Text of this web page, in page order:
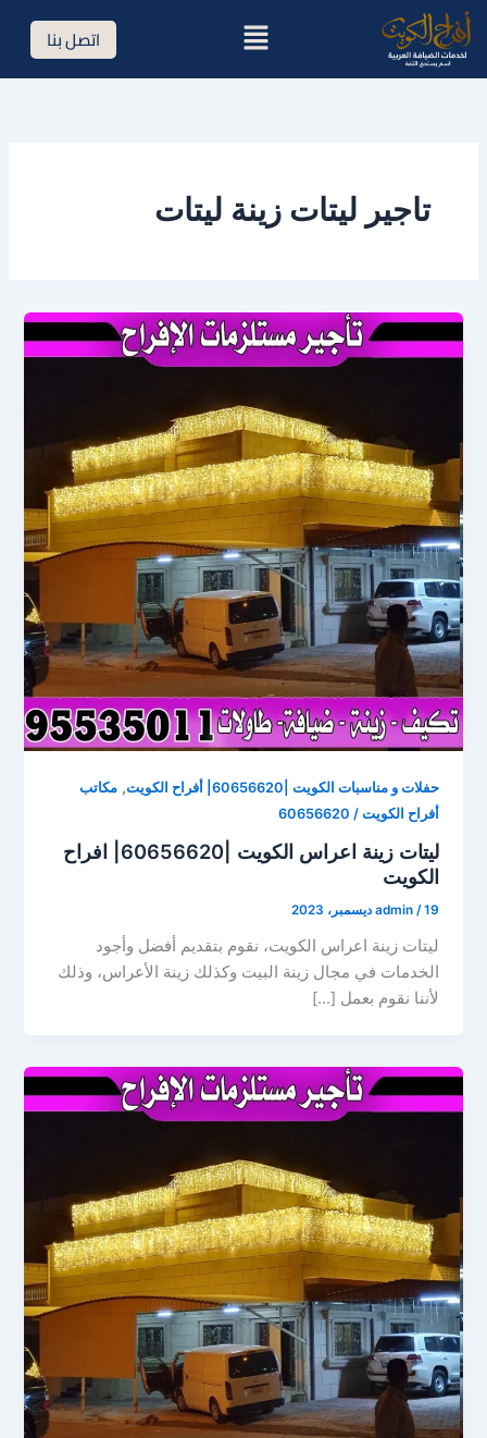
تخطي
إلى
المحتوى
القائمة اتصل بنا
تاجير ليتات زينة ليتات
حفلات و مناسبات الكويت |60656620| أفراح الكويت ,مكاتب
أفراح الكويت / 60656620
ليتات زينة اعراس الكويت |60656620| افراح
الكويت
admin /19 ديسمبر، 2023
ليتات زينة اعراس الكويت، نقوم بتقديم أفضل وأجود
الخدمات في مجال زينة البيت وكذلك زينة الأعراس، وذلك
لأننا نقوم بعمل […]